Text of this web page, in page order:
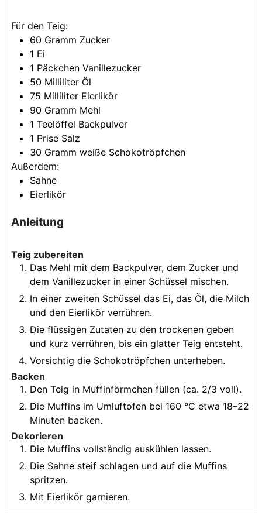
Für den Teig:
60 Gramm Zucker
1 Ei
1 Päckchen Vanillezucker
50 Milliliter Öl
75 Milliliter Eierlikör
90 Gramm Mehl
1 Teelöffel Backpulver
1 Prise Salz
30 Gramm weiße Schokotröpfchen
Außerdem:
Sahne
Eierlikör
Anleitung
Teig zubereiten
Das Mehl mit dem Backpulver, dem Zucker und
dem Vanillezucker in einer Schüssel mischen.
In einer zweiten Schüssel das Ei, das Öl, die Milch
und den Eierlikör verrühren.
Die flüssigen Zutaten zu den trockenen geben
und kurz verrühren, bis ein glatter Teig entsteht.
Vorsichtig die Schokotröpfchen unterheben.
Backen
Den Teig in Muffinförmchen füllen (ca. 2/3 voll).
Die Muffins im Umluftofen bei 160 °C etwa 18–22
Minuten backen.
Dekorieren
Die Muffins vollständig auskühlen lassen.
Die Sahne steif schlagen und auf die Muffins
spritzen.
Mit Eierlikör garnieren.